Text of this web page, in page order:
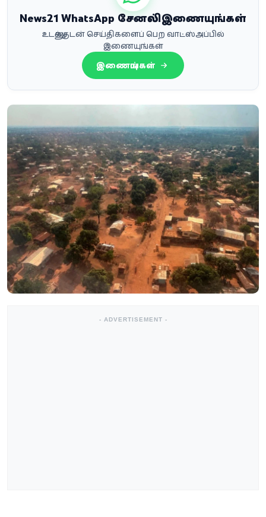
News21 WhatsApp சேனலில் இணையுங்கள்
உடனுக்குடன் செய்திகளைப் பெற வாட்ஸ்அப்பில்
இணையுங்கள்
இணையுங்கள்
- ADVERTISEMENT -